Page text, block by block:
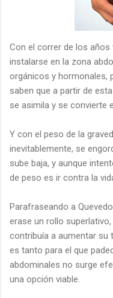
Con el correr de los
instalarse en la zona
orgánicos y hormonales,
saben que a partir de
se asimila y se convierte
Y con el peso de la
inevitablemente, se
sube baja, y aunque
de peso es ir contra la
Parafraseando a
erase un rollo
contribuía a aumentar su
es tanto para el que
abdominales no surge
una opción viable.